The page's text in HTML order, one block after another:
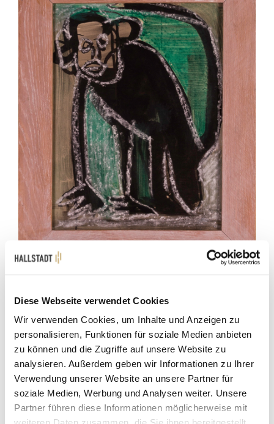
Diese Webseite verwendet Cookies
Wir verwenden Cookies, um Inhalte und Anzeigen zu
personalisieren, Funktionen für soziale Medien anbieten
zu können und die Zugriffe auf unsere Website zu
analysieren. Außerdem geben wir Informationen zu Ihrer
Verwendung unserer Website an unsere Partner für
soziale Medien, Werbung und Analysen weiter. Unsere
Partner führen diese Informationen möglicherweise mit
DIE JAHRE DES AFFEN, BLATT 13
Johannes Schreiber